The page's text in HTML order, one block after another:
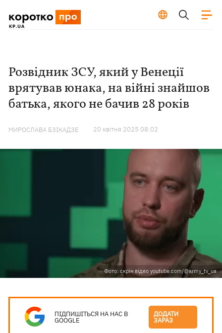
Розвідник ЗСУ, який у Венеції
врятував юнака, на війні знайшов
батька, якого не бачив 28 років
МИРОСЛАВА БЗІКАДЗЕ 20 квiтня 2025 08:02
Фото: скрін відео youtube.com/@army_tv_ua
ПІДПИШІТЬСЯ НА НАС В
GOOGLE
ДОДАТИ
ЗАРАЗ